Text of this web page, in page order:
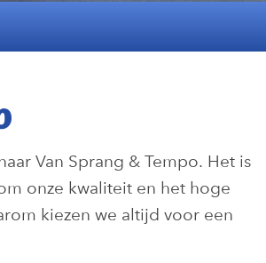
Van Sprang & Tempo. Het is
onze kwaliteit en het hoge
kiezen we altijd voor een